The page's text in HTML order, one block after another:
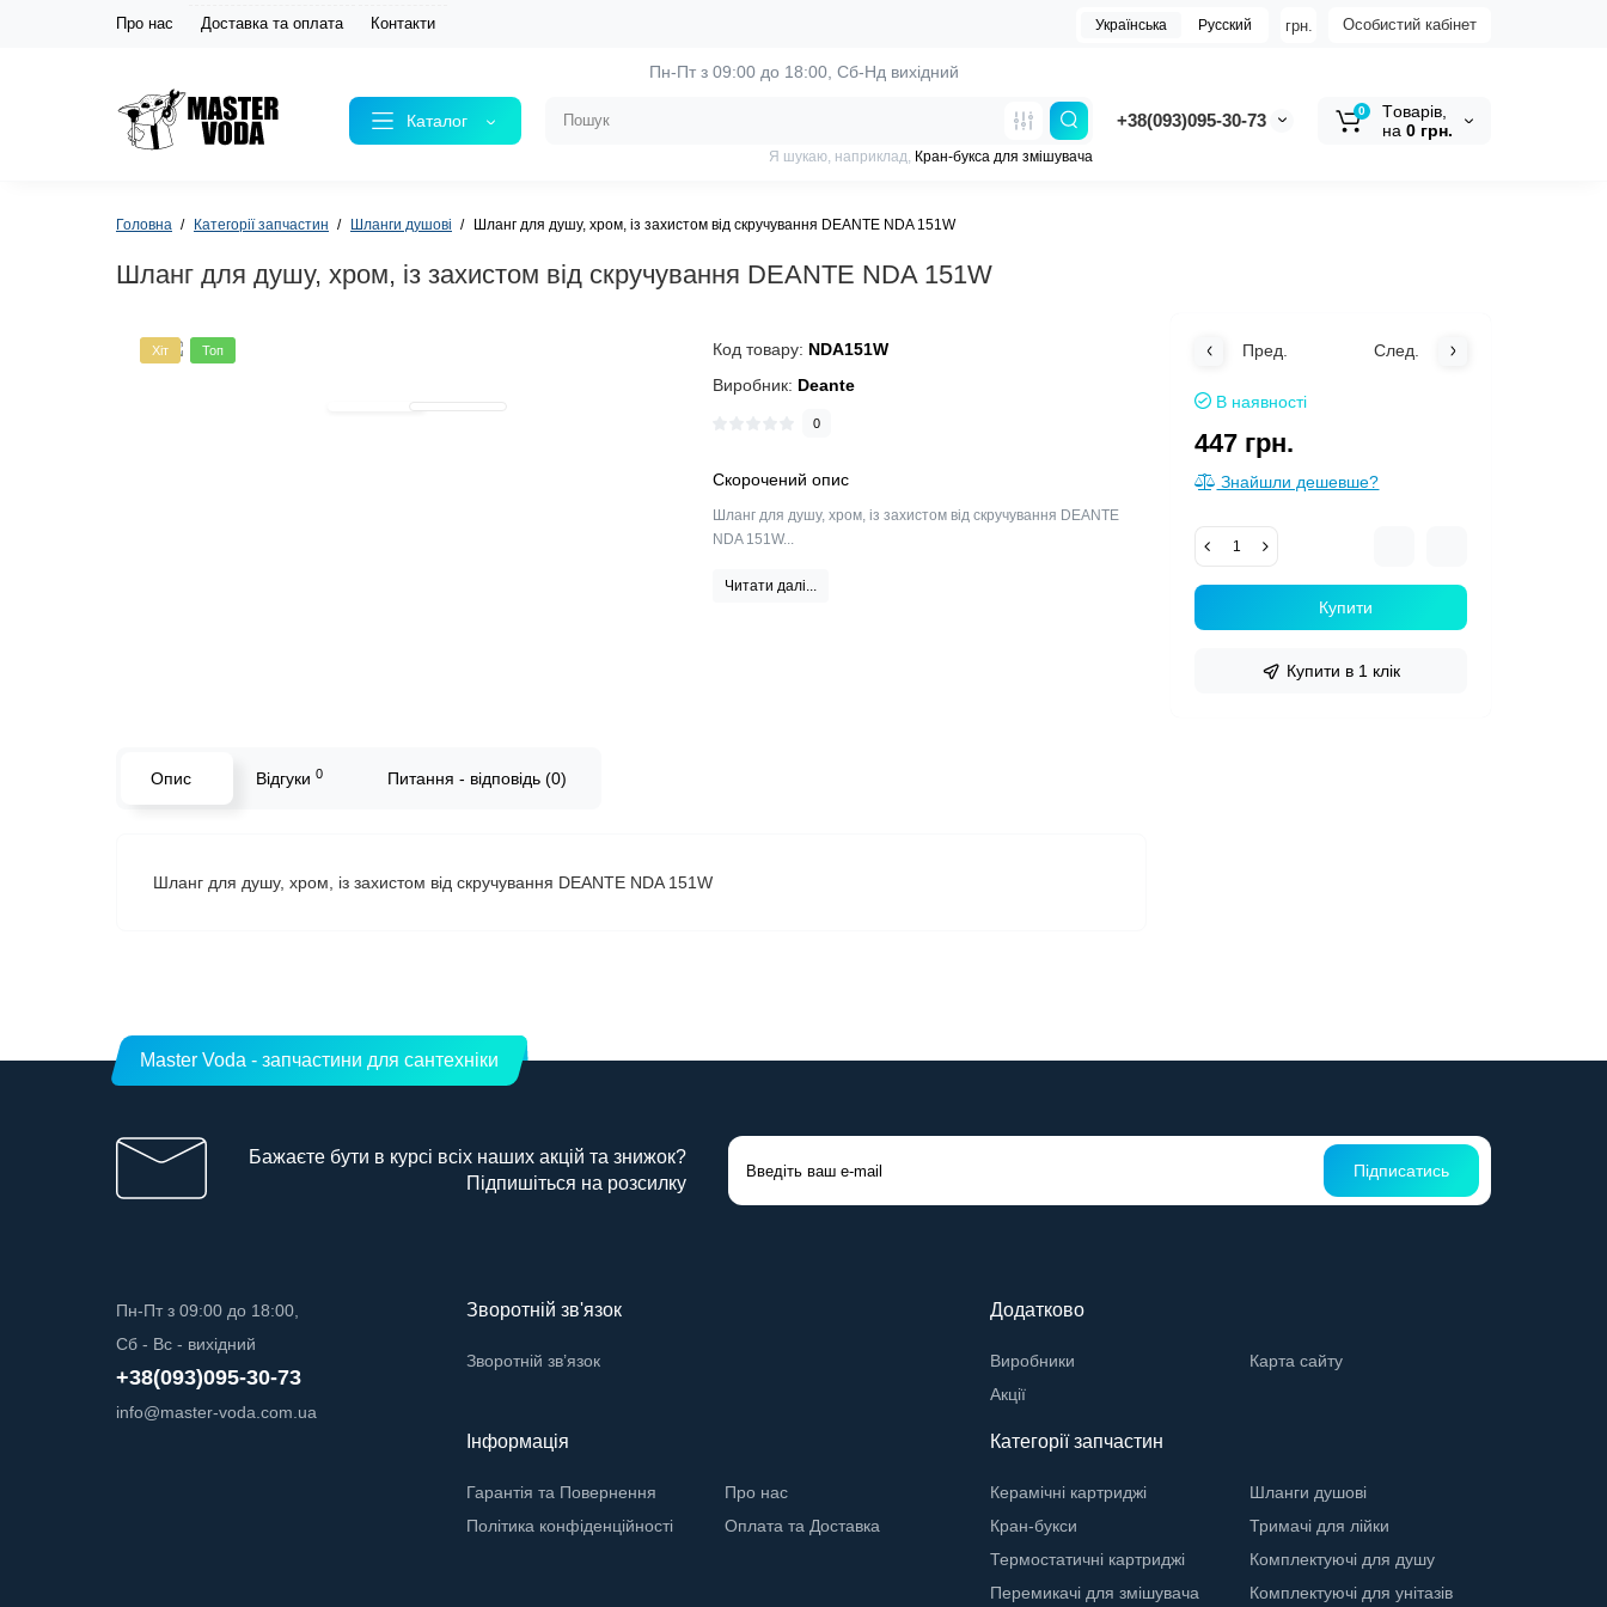
Про нас Доставка та оплата Контакти Особистий кабінет
грн.
Українська Русский
Каталог
Пн-Пт з 09:00 до 18:00, Сб-Нд вихідний
+38(093)095-30-73
Я шукаю, наприклад, Кран-букса для змішувача
0
Tоварів,
на 0 грн.
Головна Категорії запчастин Шланги душові Шланг для душу, хром, із захистом від скручування DEANTE NDA 151W
Шланг для душу, хром, із захистом від скручування DEANTE NDA 151W
Хіт Топ Код товару: NDA151W
Виробник: Deante
0
Скорочений опис
Шланг для душу, хром, із захистом від скручування DEANTE
NDA 151W...
Читати далі...
Пред. След.
В наявності
447 грн.
Знайшли дешевше?
Купити
Купити в 1 клік
Опис Відгуки 0 Питання - відповідь (0)
Шланг для душу, хром, із захистом від скручування DEANTE NDA 151W
Master Voda - запчастини для сантехніки
Бажаєте бути в курсі всіх наших акцій та знижок?
Підпишіться на розсилку
Підписатись
Пн-Пт з 09:00 до 18:00,
Сб - Вс - вихідний
+38(093)095-30-73
info@master-voda.com.ua
Зворотній зв'язок
Зворотній зв’язок
Додатково
Виробники
Акції
Карта сайту
Інформація
Гарантія та Повернення
Політика конфіденційності
Про нас
Оплата та Доставка
Категорії запчастин
Керамічні картриджі
Кран-букси
Термостатичні картриджі
Перемикачі для змішувача
Шланги душові
Тримачі для лійки
Комплектуючі для душу
Комплектуючі для унітазів